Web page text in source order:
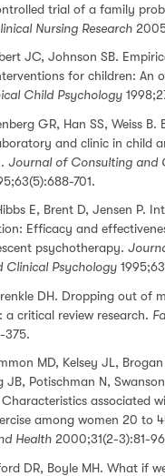
trial of a family
Nursing Research
JC, Johnson SB.
for children: An
Child Psychology
GR, Han SS, Weiss B.
and clinic in child
Journal of Consulting and
701.
E, Brent D, Jensen P.
Efficacy and
psychotherapy.
Clinical Psychology
DH. Dropping out of
critical review research.
375.
MD, Kelsey JL,
JB, Potischman N,
associated
among women 20 to
Health 2000;31(2-3):81-
DR, Boyle MH. What if